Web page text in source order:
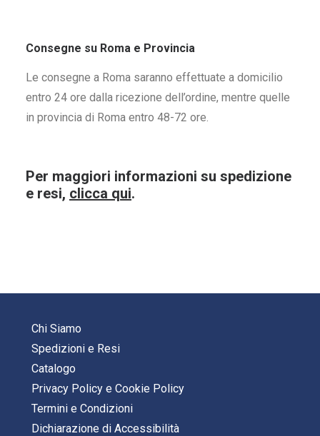
Consegne su Roma e Provincia
Le consegne a Roma saranno effettuate a domicilio
entro 24 ore dalla ricezione dell’ordine, mentre quelle
in provincia di Roma entro 48-72 ore.
Per maggiori informazioni su spedizione
e resi, clicca qui.
Chi Siamo
Spedizioni e Resi
Catalogo
Privacy Policy e Cookie Policy
Termini e Condizioni
Dichiarazione di Accessibilità